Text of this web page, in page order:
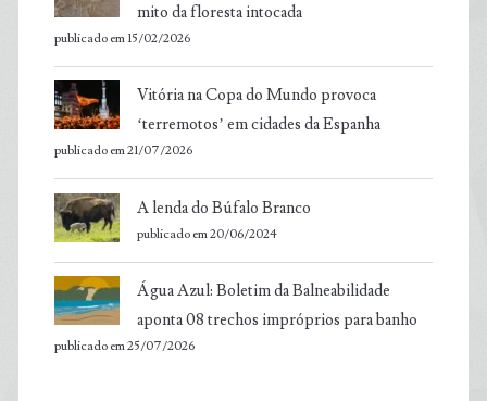
mito da floresta intocada
publicado em 15/02/2026
Vitória na Copa do Mundo provoca
‘terremotos’ em cidades da Espanha
publicado em 21/07/2026
A lenda do Búfalo Branco
publicado em 20/06/2024
Água Azul: Boletim da Balneabilidade
aponta 08 trechos impróprios para banho
publicado em 25/07/2026